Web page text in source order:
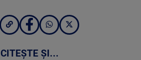
CITEȘTE ȘI...